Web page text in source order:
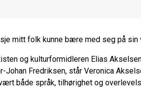
mitt folk kunne bære med seg på sin
og kulturformidleren Elias
Johan Fredriksen, står Veronica
både språk, tilhørighet og